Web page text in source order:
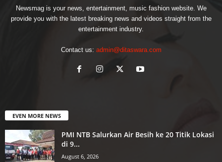
Newsmag is your news, entertainment, music fashion website. We
provide you with the latest breaking news and videos straight from the
entertainment industry.
Contact us: admin@ditaswara.com
EVEN MORE NEWS
PMI NTB Salurkan Air Besih ke 20 Titik Lokasi
di 9...
August 6, 2026